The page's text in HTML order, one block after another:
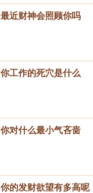
最近财神会照顾你吗
你工作的死穴是什么
你对什么最小气吝啬
你的发财欲望有多高呢